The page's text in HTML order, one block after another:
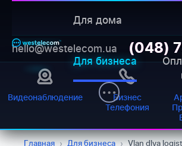
Для дома
Для бизнеса
hello@westelecom.ua (048)
Видеонаблюдение
Бизнес
Телефония
Главная › Для бизнеса › Vlan dlya